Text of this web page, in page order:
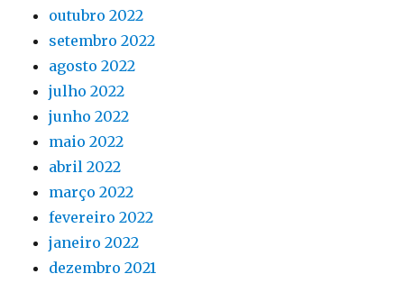
outubro 2022
setembro 2022
agosto 2022
julho 2022
junho 2022
maio 2022
abril 2022
março 2022
fevereiro 2022
janeiro 2022
dezembro 2021